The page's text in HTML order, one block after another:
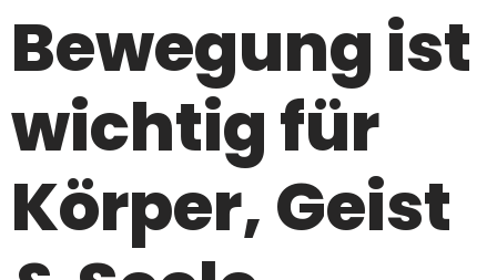
Bewegung ist
wichtig für
Körper, Geist